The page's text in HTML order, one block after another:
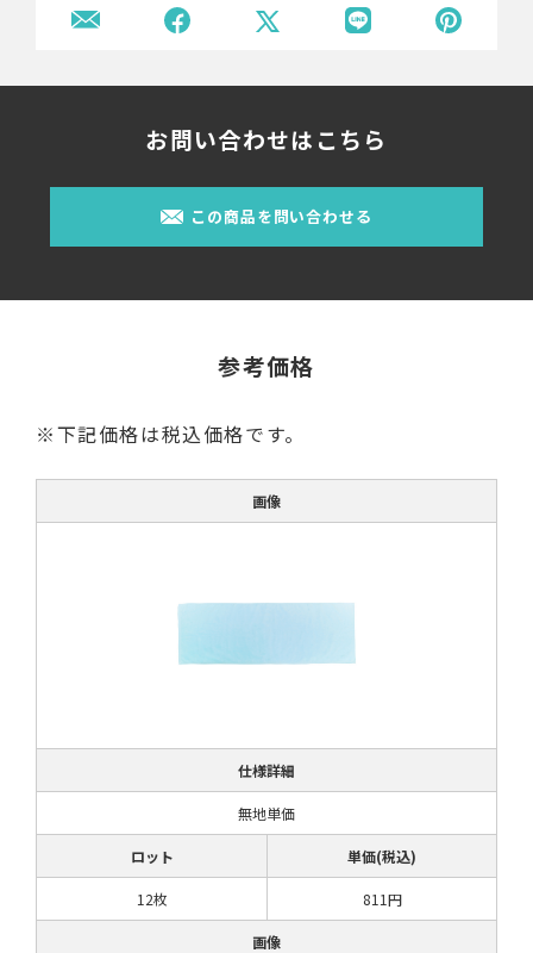
お問い合わせはこちら
この商品を問い合わせる
参考価格
※下記価格は税込価格です。
画像
仕様詳細
無地単価
ロット 単価(税込)
12枚 811円
画像